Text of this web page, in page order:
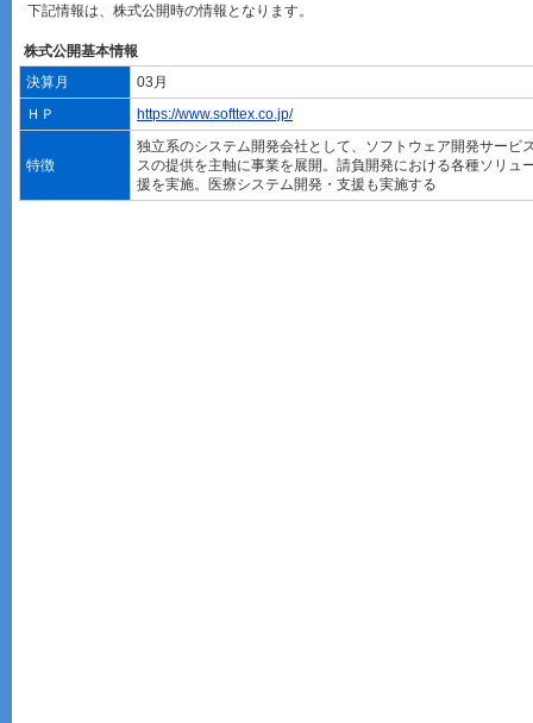
下記情報は、株式公開時の情報となります。
株式公開基本情報
決算月
03月
ＨＰ
https://www.softtex.co.jp/
特徴
独立系のシステム開発会社として、ソフトウェア開発サービ
スの提供を主軸に事業を展開。請負開発における各種ソリュ
援を実施。医療システム開発・支援も実施する